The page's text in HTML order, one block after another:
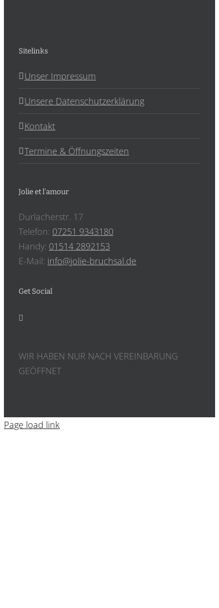
Sitelinks
Unser Impressum
Unsere Datenschutzerklärung
Kontakt
Termine & Öffnungszeiten
Jolie et l’amour
Durlacherstr. 17
Telefon: 07251 9343180
Handy: ‎01514 2892153
E-Mail: info@jolie-bruchsal.de
Get Social
WIR HABEN NUR NACH VEREINBARUNG
GEÖFFNET
Page load link